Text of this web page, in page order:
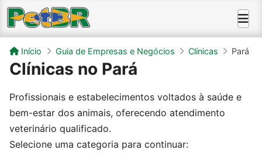
Início Guia de Empresas e Negócios Clínicas Pará
Clínicas no Pará
Profissionais e estabelecimentos voltados à saúde e
bem-estar dos animais, oferecendo atendimento
veterinário qualificado.
Selecione uma categoria para continuar: